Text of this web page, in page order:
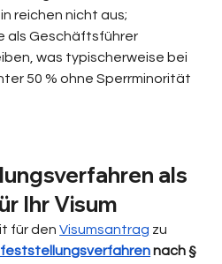
reichen nicht aus;
als Geschäftsführer
was typischerweise bei
50 % ohne Sperrminorität
als
Ihr Visum
für den Visumsantrag zu
nach §